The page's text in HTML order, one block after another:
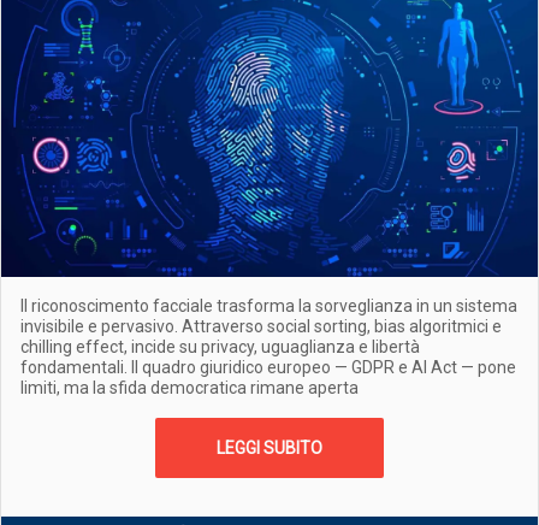
Il riconoscimento facciale trasforma la sorveglianza in un sistema
invisibile e pervasivo. Attraverso social sorting, bias algoritmici e
chilling effect, incide su privacy, uguaglianza e libertà
fondamentali. Il quadro giuridico europeo — GDPR e AI Act — pone
limiti, ma la sfida democratica rimane aperta
LEGGI SUBITO